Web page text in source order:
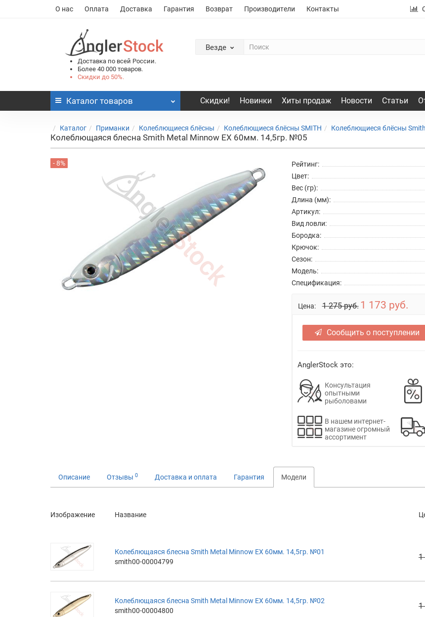
О нас Оплата Доставка Гарантия Возврат Производители Контакты
Доставка по всей России.
Более 40 000 товаров.
Скидки до 50%.
Везде
Каталог товаров Скидки! Новинки Хиты продаж Новости Статьи
Каталог Приманки Колеблющиеся блёсны Колеблющиеся блёсны SMITH Колеблющиеся блёсны Smith
Колеблющаяся блесна Smith Metal Minnow EX 60мм. 14,5гр. №05
- 8% Рейтинг:
Цвет:
Вес (гр):
Длина (мм):
Артикул:
Вид ловли:
Бородка:
Крючок:
Сезон:
Модель:
Спецификация:
Цена: 1 275 руб. 1 173 руб.
Сообщить о поступлении
AnglerStock это:
Консультация
опытными
рыболовами
В нашем интернет-
магазине огромный
ассортимент
Описание Отзывы 0 Доставка и оплата Гарантия Модели
Изображение Название
Колеблющаяся блесна Smith Metal Minnow EX 60мм. 14,5гр. №01
smith00-00004799
1
Колеблющаяся блесна Smith Metal Minnow EX 60мм. 14,5гр. №02
smith00-00004800
1